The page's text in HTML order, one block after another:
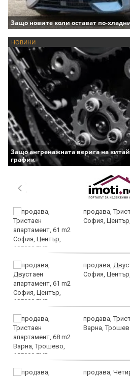
Защо новите коли остават по-
НОВИНИ
Защо ангренажната верига на
график
продава,
София,
продава,
София,
продава,
Варна,
продава,